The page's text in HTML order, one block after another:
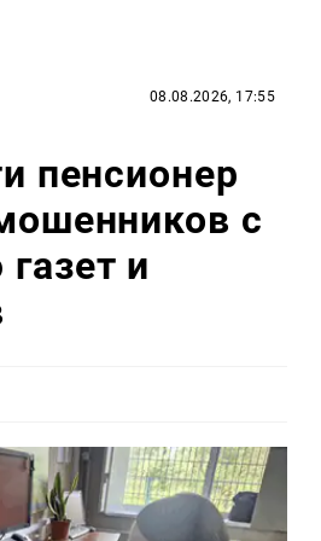
08.08.2026, 17:55
пенсионер
с
и